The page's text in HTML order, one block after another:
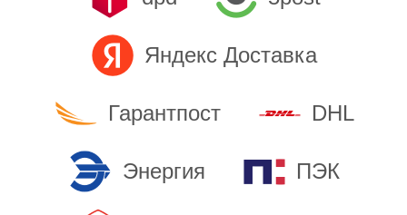
Яндекс Доставка
Гарантпост DHL
Энергия ПЭК